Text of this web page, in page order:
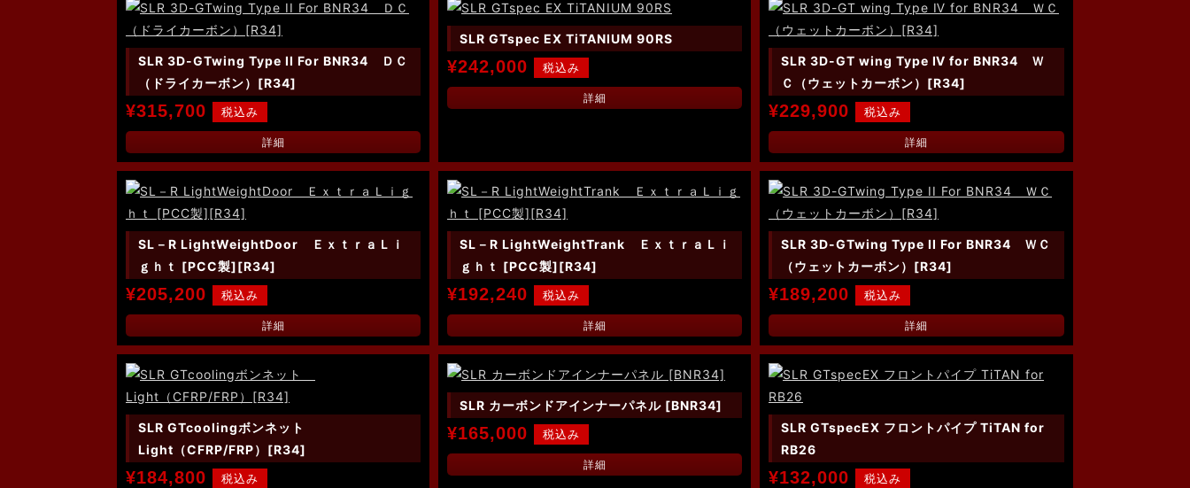
SLR 3D-GTwing Type II For BNR34 ＤＣ
（ドライカーボン）[R34]
¥315,700
詳細
SLR GTspec EX TiTANIUM 90RS
¥242,000
詳細
SLR 3D-GT wing Type Ⅳ for BNR34 Ｗ
Ｃ（ウェットカーボン）[R34]
¥229,900
詳細
SL－R LightWeightDoor ＥｘｔｒａＬｉ
ｇｈｔ [PCC製][R34]
¥205,200
詳細
SL－R LightWeightTrank ＥｘｔｒａＬｉ
ｇｈｔ [PCC製][R34]
¥192,240
詳細
SLR 3D-GTwing Type II For BNR34 ＷＣ
（ウェットカーボン）[R34]
¥189,200
詳細
SLR GTcoolingボンネット
Light（CFRP/FRP）[R34]
¥184,800
SLR カーボンドアインナーパネル [BNR34]
¥165,000
詳細
SLR GTspecEX フロントパイプ TiTAN for
RB26
¥132,000